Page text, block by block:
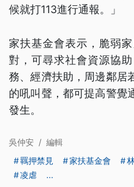
候就打113進行通報。」
家扶基金會表示，脆弱
對，可尋求社會資源協
務、經濟扶助，周邊鄰居
的吼叫聲，都可提高警覺
發生。
吳仲安 / 編輯
羈押禁見
家扶基金會
凌虐
...